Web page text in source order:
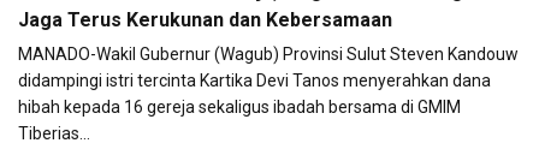
Jaga Terus Kerukunan dan Kebersamaan
MANADO-Wakil Gubernur (Wagub) Provinsi Sulut Steven Kandouw
didampingi istri tercinta Kartika Devi Tanos menyerahkan dana
hibah kepada 16 gereja sekaligus ibadah bersama di GMIM
Tiberias…